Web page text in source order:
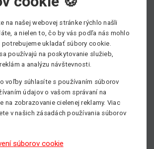
prenájmu terénnych vysokozdvižných
.
pracovnú plošinu, prípadne
pri výbere vhodného pracovného
dopyt
na našej webovej stránke rýchlo našli
a nielen to, čo by vás podľa nás mohlo
potrebujeme ukladať súbory cookie.
používajú na poskytovanie služieb,
a analýzu návštevnosti.
voľby súhlasíte s používaním súborov
údajov o vašom správaní na
na zobrazovanie cielenej reklamy. Viac
v našich zásadách používania súborov
súborov cookie